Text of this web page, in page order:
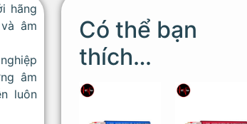
hãng
âm
âm
luôn
Có thể bạn
thích…